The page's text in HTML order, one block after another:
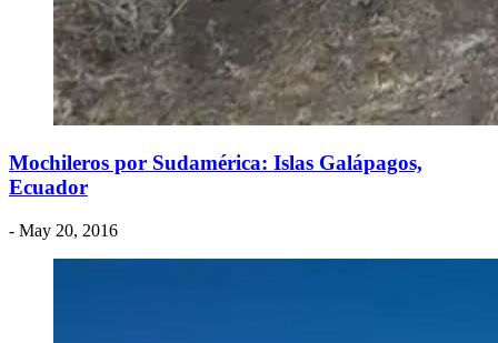
Mochileros por Sudamérica: Islas Galápagos,
Ecuador
- May 20, 2016